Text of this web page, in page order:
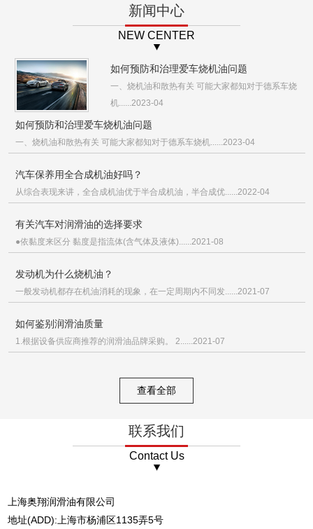
新闻中心
NEW CENTER
如何预防和治理爱车烧机油问题
一、烧机油和散热有关 可能大家都知对于德系车烧
机......2023-04
如何预防和治理爱车烧机油问题
一、烧机油和散热有关 可能大家都知对于德系车烧机......2023-04
汽车保养用全合成机油好吗？
从综合表现来讲，全合成机油优于半合成机油，半合成优......2022-04
有关汽车对润滑油的选择要求
●依黏度来区分 黏度是指流体(含气体及液体)......2021-08
发动机为什么烧机油？
一般发动机都存在机油消耗的现象，在一定周期内不同发......2021-07
如何鉴别润滑油质量
1.根据设备供应商推荐的润滑油品牌采购。 2......2021-07
查看全部
联系我们
Contact Us
上海奥翔润滑油有限公司
地址(ADD):上海市杨浦区1135弄5号